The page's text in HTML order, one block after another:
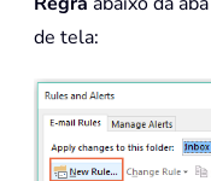
de tela: